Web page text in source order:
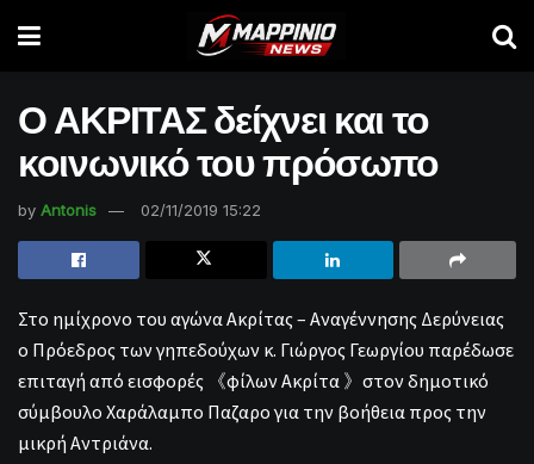
Ο ΑΚΡΙΤΑΣ δείχνει και το
κοινωνικό του πρόσωπο
by Antonis 02/11/2019 15:22
Στο ημίχρονο του αγώνα Ακρίτας – Αναγέννησης Δερύνειας
ο Πρόεδρος των γηπεδούχων κ. Γιώργος Γεωργίου παρέδωσε
επιταγή από εισφορές 《φίλων Ακρίτα 》στον δημοτικό
σύμβουλο Χαράλαμπο Παζαρο για την βοήθεια προς την
μικρή Αντριάνα.